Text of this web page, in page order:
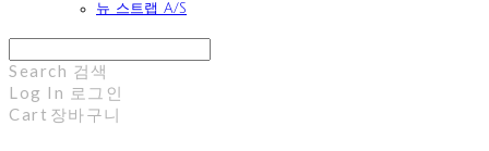
뉴 스트랩 A/S
Search 검색
Log In 로그인
Cart 장바구니